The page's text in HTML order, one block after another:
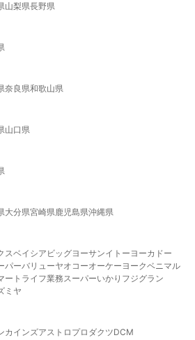
山梨県長野県
奈良県和歌山県
山口県
大分県宮崎県鹿児島県沖縄県
スベイシア ビッグヨーサンイトーヨーカドー
パーバリューヤオコーオーケー ヨークベニマル
ート ライフ業務スーパーいかり フジグラン
ミヤ
カインズアストロプロダクツDCM